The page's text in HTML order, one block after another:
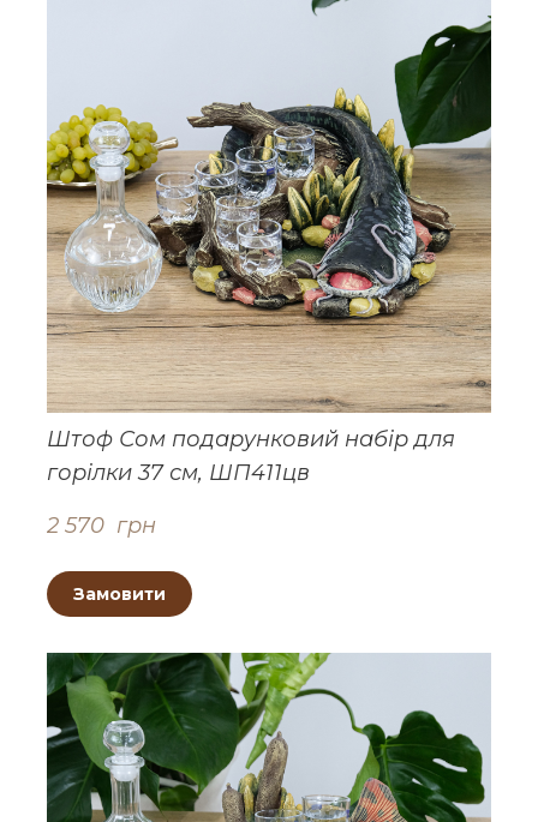
Штоф Сом подарунковий набір для
горілки 37 см, ШП411цв
2 570  грн
Замовити